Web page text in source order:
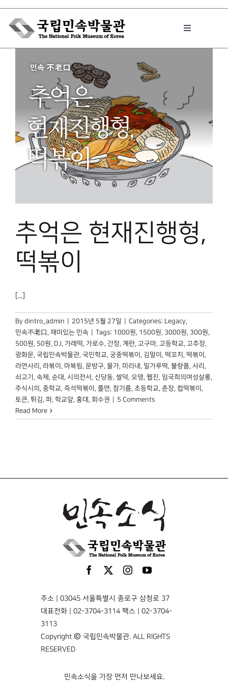
Skip
content
Toggle
박물관에서는
민속이야기
민속 인사이드
박물관 홈페이지
추억은 현재진행형,
떡볶이
[...]
By dintro_admin 2015년 5월 27일 Categories: Legacy,
민속不老口 , 재미있는 민속 Tags: 1000원, 1500원, 3000원, 300원,
500원, 50원, DJ, 가래떡, 가로수, 간장, 계란, 고구마, 고등학교, 고추장,
광화문, 국립민속박물관, 국민학교, 궁중떡볶이 , 김말이 , 떡꼬치 , 떡볶이 ,
라면사리 , 라볶이 , 마복림, 문방구, 물가, 미리내 , 밀가루떡, 불량품, 사리 ,
쇠고기 , 숙제 , 순대 , 시의전서 , 신당동, 쌀덕, 오뎅, 웹진, 임국희의여성살롱,
주식시의 , 중학교, 즉석떡볶이 , 쫄면, 참기름, 초등학교, 춘장, 컵떡볶이 ,
토큰, 튀김, 파, 학교앞, 홍대 , 회수권
5 Comments
Read More
주소 | 03045 서울특별시 종로구 삼청로 37
대표전화 | 02-3704-3114 팩스 | 02-3704-
3113
Copyright © 국립민속박물관. ALL RIGHTS
RESERVED
민속소식을 가장 먼저 만나보세요.